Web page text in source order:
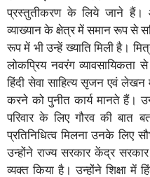
प्रस्तुतीकरण के लिये जाने
व्याख्यान के क्षेत्र में समान रूप से
रूप में भी उन्हें ख्याति मिली है।
लोकप्रिय नवरंग व्यावसायिकता
हिंदी सेवा साहित्य सृजन एवं लेखन
करने को पुनीत कार्य मानते हैं।
परिवार के लिए गौरव की बात
प्रतिनिधित्व मिलना उनके लिए
उन्होंने राज्य सरकार केंद्र
व्यक्त किया है। उन्होंने शिक्षा में